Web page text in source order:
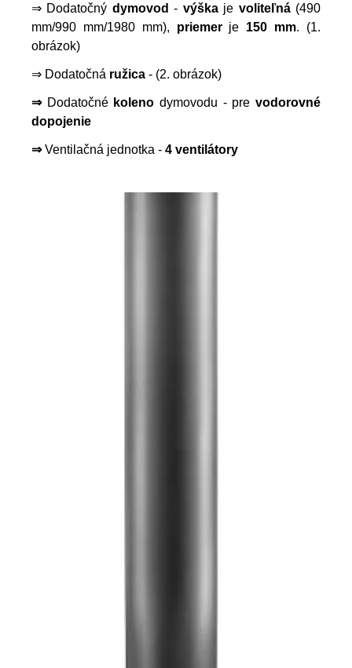
⇒ Dodatočný dymovod - výškaje voliteľná(490
mm/990 mm/1980 mm), priemerje 150 mm. (1.
obrázok)
⇒ Dodatočná ružica - (2. obrázok)
⇒ Dodatočné koleno dymovodu - prevodorovné
dopojenie
⇒Ventilačná jednotka - 4 ventilátory